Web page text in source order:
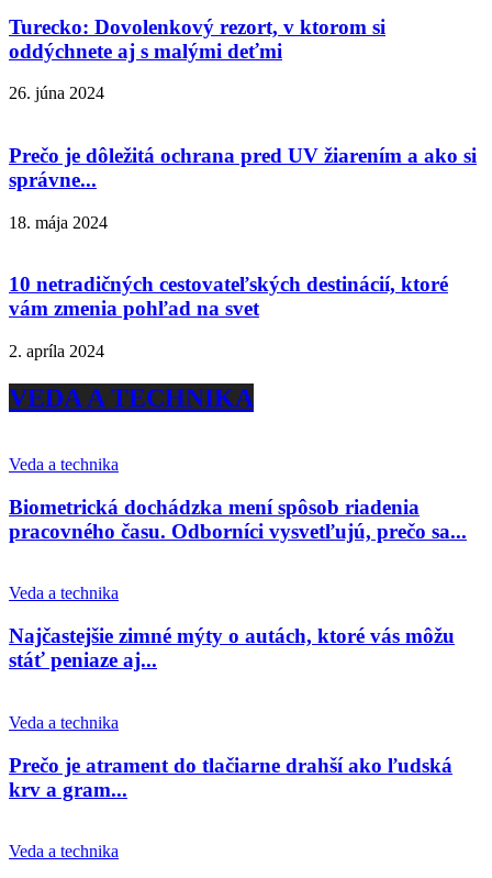
Turecko: Dovolenkový rezort, v ktorom si
oddýchnete aj s malými deťmi
26. júna 2024
Prečo je dôležitá ochrana pred UV žiarením a ako si
správne...
18. mája 2024
10 netradičných cestovateľských destinácií, ktoré
vám zmenia pohľad na svet
2. apríla 2024
VEDA A TECHNIKA
Veda a technika
Biometrická dochádzka mení spôsob riadenia
pracovného času. Odborníci vysvetľujú, prečo sa...
Veda a technika
Najčastejšie zimné mýty o autách, ktoré vás môžu
stáť peniaze aj...
Veda a technika
Prečo je atrament do tlačiarne drahší ako ľudská
krv a gram...
Veda a technika